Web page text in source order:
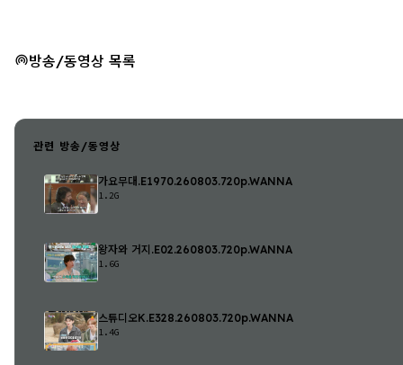
방송/동영상 목록
관련 방송/동영상
가요무대.E1970.260803.720p.WANNA
1.2G
왕자와 거지.E02.260803.720p.WANNA
1.6G
스튜디오K.E328.260803.720p.WANNA
1.4G